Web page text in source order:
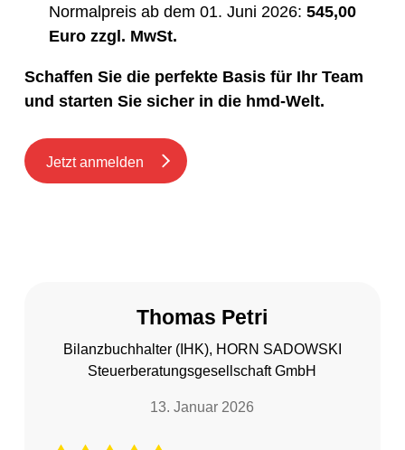
Normalpreis ab dem 01. Juni 2026: 545,00
Euro zzgl. MwSt.
Schaffen Sie die perfekte Basis für Ihr Team
und starten Sie sicher in die hmd-Welt.
Jetzt anmelden
Thomas Petri
Bilanzbuchhalter (IHK), HORN SADOWSKI
Steuerberatungsgesellschaft GmbH
13. Januar 2026